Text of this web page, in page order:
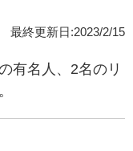
最終更新日:2023/2/15
有名人、2名のリ